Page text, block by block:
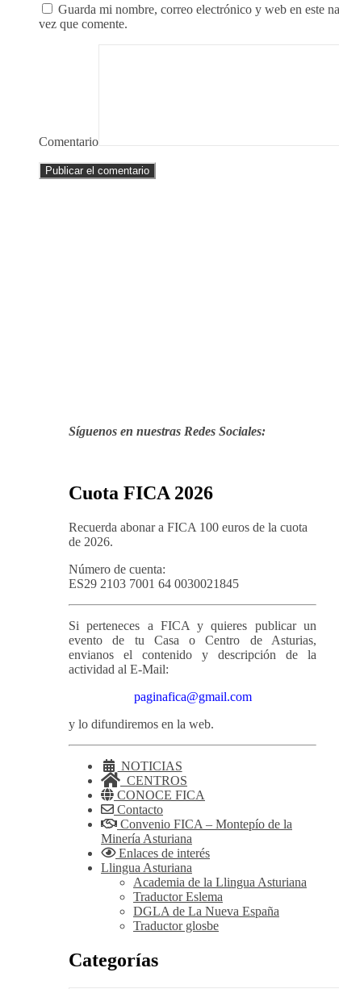
Guarda mi nombre, correo electrónico y web en este
vez que comente.
Comentario
Síguenos en nuestras Redes Sociales:
Cuota FICA 2026
Recuerda abonar a FICA 100 euros de la cuota
de 2026.
Número de cuenta:
ES29 2103 7001 64 0030021845
Si perteneces a FICA y quieres publicar un
evento de tu Casa o Centro de Asturias,
envianos el contenido y descripción de la
actividad al E-Mail:
paginafica@gmail.com
y lo difundiremos en la web.
NOTICIAS
CENTROS
CONOCE FICA
Contacto
Convenio FICA – Montepío de la
Minería Asturiana
Enlaces de interés
Llingua Asturiana
Academia de la Llingua Asturiana
Traductor Eslema
DGLA de La Nueva España
Traductor glosbe
Categorías